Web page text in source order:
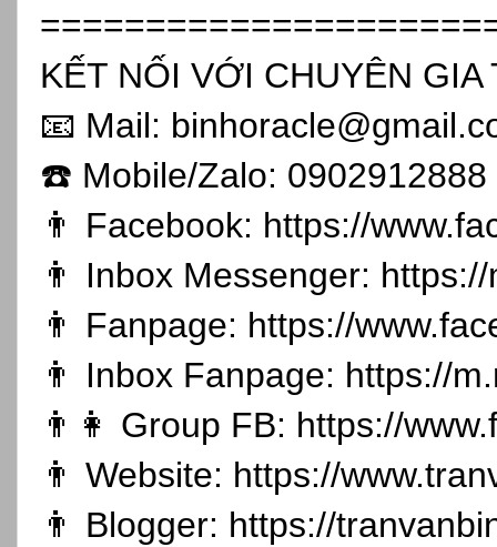
KẾT NỐI VỚI CHUYÊN GIA
📧 Mail:
☎️ Mobile/Zalo: 0902912888
👨 Facebook: https://
👨 Inbox Messenger:
👨 Fanpage: https://
👨 Inbox Fanpage: https://
👨👩 Group FB: https://
👨 Website: https://
👨 Blogger: https://